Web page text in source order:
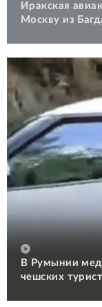
Иракская
Москву из
В Румынии
чешских